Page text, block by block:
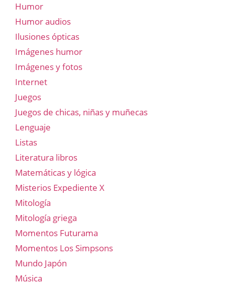
Humor
Humor audios
Ilusiones ópticas
Imágenes humor
Imágenes y fotos
Internet
Juegos
Juegos de chicas, niñas y muñecas
Lenguaje
Listas
Literatura libros
Matemáticas y lógica
Misterios Expediente X
Mitología
Mitología griega
Momentos Futurama
Momentos Los Simpsons
Mundo Japón
Música